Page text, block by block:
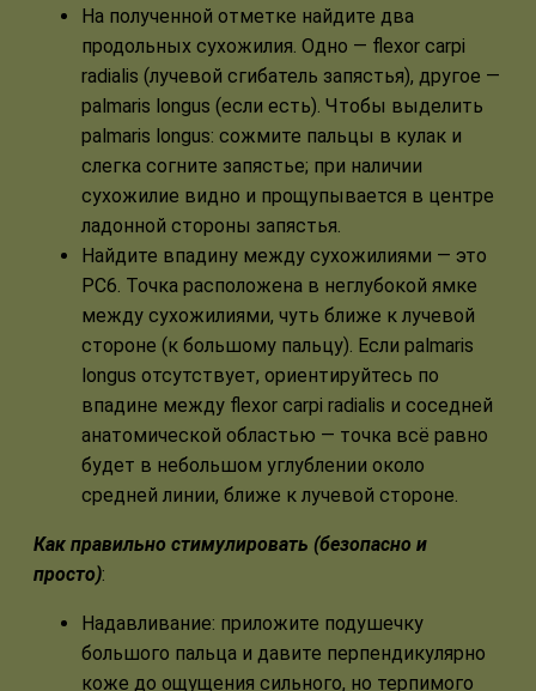
На полученной отметке найдите два
продольных сухожилия. Одно — flexor carpi
radialis (лучевой сгибатель запястья), другое —
palmaris longus (если есть). Чтобы выделить
palmaris longus: сожмите пальцы в кулак и
слегка согните запястье; при наличии
сухожилие видно и прощупывается в центре
ладонной стороны запястья.
Найдите впадину между сухожилиями — это
PC6. Точка расположена в неглубокой ямке
между сухожилиями, чуть ближе к лучевой
стороне (к большому пальцу). Если palmaris
longus отсутствует, ориентируйтесь по
впадине между flexor carpi radialis и соседней
анатомической областью — точка всё равно
будет в небольшом углублении около
средней линии, ближе к лучевой стороне.
Как правильно стимулировать (безопасно и
просто):
Надавливание: приложите подушечку
большого пальца и давите перпендикулярно
коже до ощущения сильного, но терпимого